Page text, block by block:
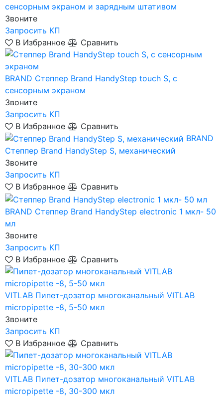
сенсорным экраном и зарядным штативом
Звоните
Запросить КП
В Избранное
Сравнить
BRAND Степпер Brand HandyStep touch S, с
сенсорным экраном
Звоните
Запросить КП
В Избранное
Сравнить
BRAND
Степпер Brand HandyStep S, механический
Звоните
Запросить КП
В Избранное
Сравнить
BRAND Степпер Brand HandyStep electronic 1 мкл- 50
мл
Звоните
Запросить КП
В Избранное
Сравнить
VITLAB Пипет-дозатор многоканальный VITLAB
micropipette -8, 5-50 мкл
Звоните
Запросить КП
В Избранное
Сравнить
VITLAB Пипет-дозатор многоканальный VITLAB
micropipette -8, 30-300 мкл